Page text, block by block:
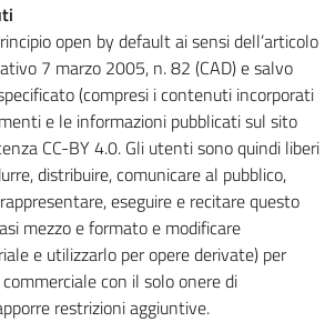
open by default ai sensi dell’articolo
7 marzo 2005, n. 82 (CAD) e salvo
(compresi i contenuti incorporati
e le informazioni pubblicati sul sito
CC-BY 4.0. Gli utenti sono quindi liberi
distribuire, comunicare al pubblico,
eseguire e recitare questo
mezzo e formato e modificare
e utilizzarlo per opere derivate) per
con il solo onere di
restrizioni aggiuntive.